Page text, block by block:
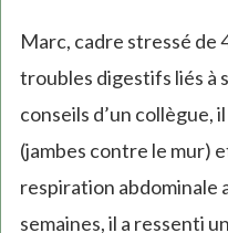
Marc, cadre stressé de
troubles digestifs liés à
conseils d’un collègue,
(jambes contre le mur)
respiration abdominale
semaines, il a ressenti